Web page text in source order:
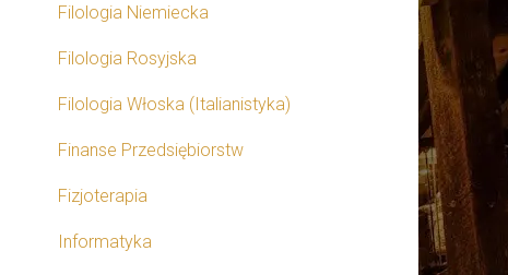
Filologia Niemiecka
Filologia Rosyjska
Filologia Włoska (Italianistyka)
Finanse Przedsiębiorstw
Fizjoterapia
Informatyka